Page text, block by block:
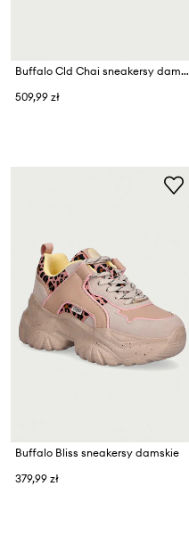
Buffalo Cld Chai sneakersy damskie
509,99 zł
Buffalo Bliss sneakersy damskie
379,99 zł